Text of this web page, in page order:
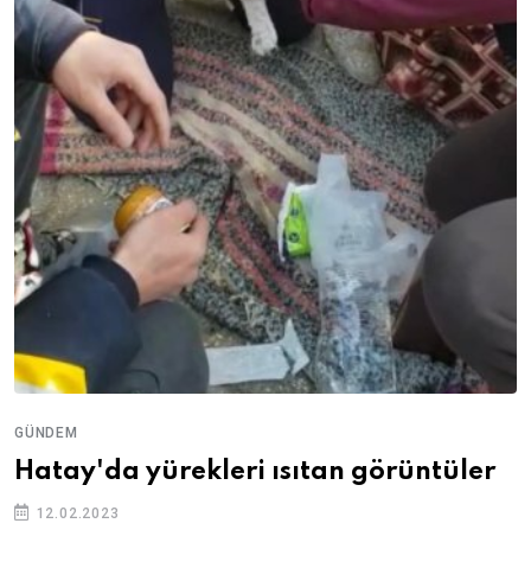
GÜNDEM
Hatay'da yürekleri ısıtan görüntüler
12.02.2023